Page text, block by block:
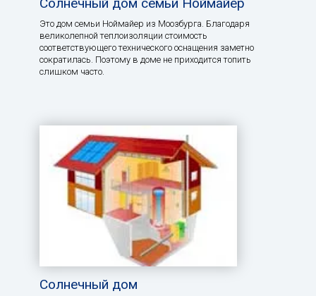
Солнечный дом семьи Ноймайер
Это дом семьи Ноймайер из Моозбурга. Благодаря
великолепной теплоизоляции стоимость
соответствующего технического оснащения заметно
сократилась. Поэтому в доме не приходится топить
слишком часто.
Солнечный дом